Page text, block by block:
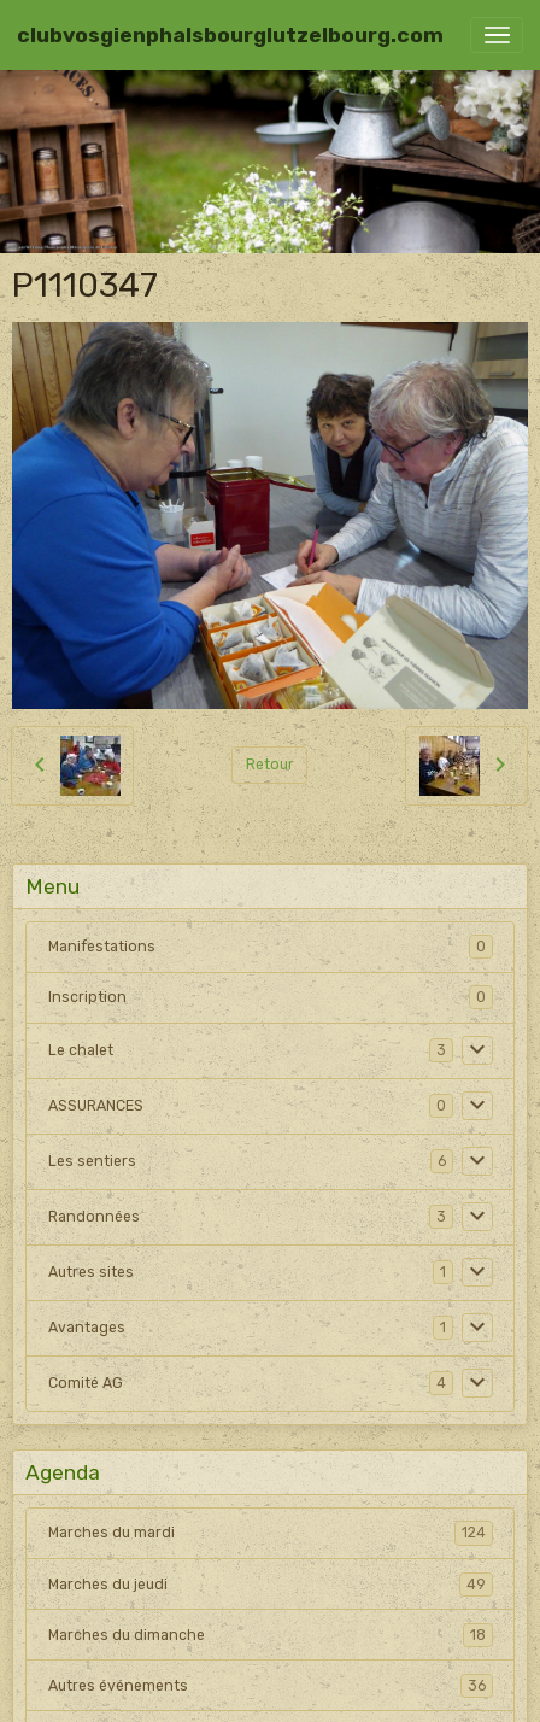
clubvosgienphalsbourglutzelbourg.com
P1110347
Retour
Menu
Manifestations 0
Inscription 0
Le chalet 3
ASSURANCES 0
Les sentiers 6
Randonnées 3
Autres sites 1
Avantages 1
Comité AG 4
Agenda
Marches du mardi 124
Marches du jeudi 49
Marches du dimanche 18
Autres événements 36